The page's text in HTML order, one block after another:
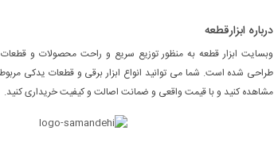
درباره ابزارقطعه
وبسایت ابزار قطعه به منظور توزیع سریع و راحت محصولات و قطعات
طراحی شده است. شما می توانید انواع ابزار برقی و قطعات یدکی
مشاهده کنید و با قیمت واقعی و ضمانت اصالت و کیفیت خریداری کنید.